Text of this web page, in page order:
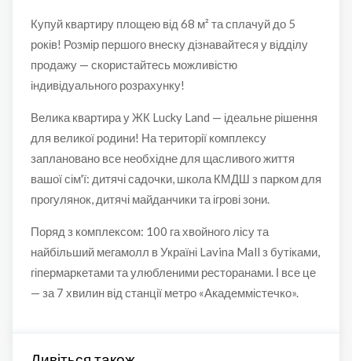
Купуй квартиру площею від 68 м² та сплачуй до 5
років! Розмір першого внеску дізнавайтеся у відділу
продажу — скористайтесь можливістю
індивідуального розрахунку!
Велика квартира у ЖК Lucky Land — ідеальне рішення
для великої родини! На території комплексу
заплановано все необхідне для щасливого життя
вашої сім'ї: дитячі садочки, школа КМДШ з парком для
прогулянок, дитячі майданчики та ігрові зони.
Поряд з комплексом: 100 га хвойного лісу та
найбільший мегамолл в Україні Lavina Mall з бутіками,
гіпермаркетами та улюбленими ресторанами. І все це
— за 7 хвилин від станції метро «Академмістечко».